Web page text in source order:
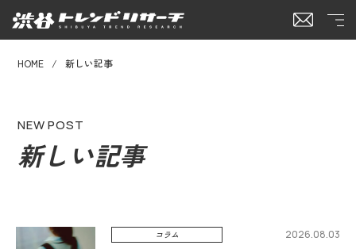
HOME 新しい記事
NEW POST
新しい記事
コラム 2026.08.03